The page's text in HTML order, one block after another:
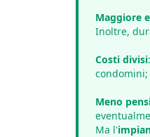
Maggiore
Inoltre,
Costi divisi
condomini;
Meno
Ma l'